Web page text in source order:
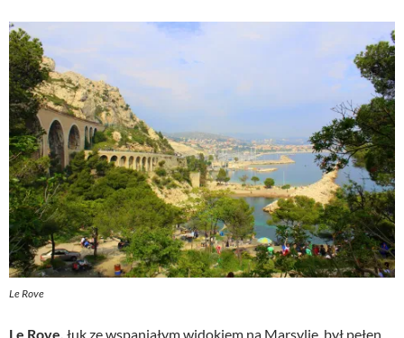
Le Rove
Le Rove, łuk ze wspaniałym widokiem na Marsylię, był pełen